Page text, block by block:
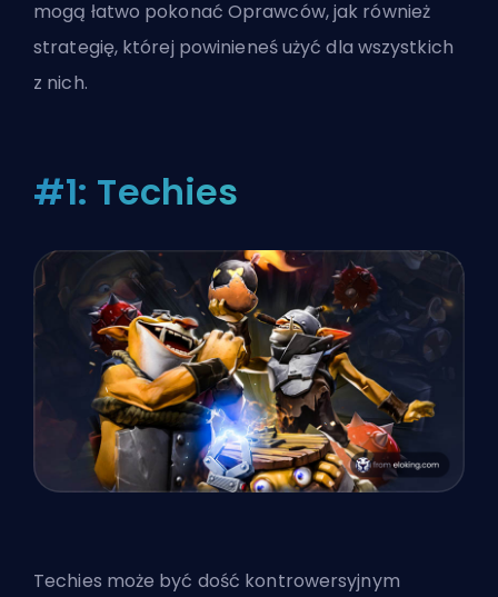
mogą łatwo pokonać Oprawców, jak również
strategię, której powinieneś użyć dla wszystkich
z nich.
#1: Techies
Techies może być dość kontrowersyjnym